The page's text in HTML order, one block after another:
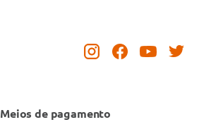
Meios de pagamento